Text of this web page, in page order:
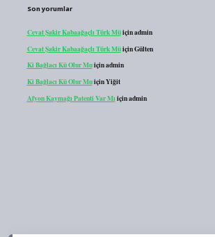
Son yorumlar
Cevat Şakir Kabaağaçlı Türk Müiçinadmin
Cevat Şakir Kabaağaçlı Türk MüiçinGülten
Ki Bağlacı Kü Olur Muiçinadmin
Ki Bağlacı Kü Olur MuiçinYiğit
Afyon Kaymağı Patenti Var Mı içinadmin